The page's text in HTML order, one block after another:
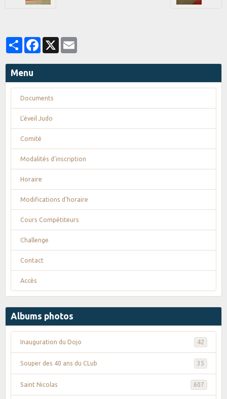
PartagerFacebook
X
Menu
Documents
L'éveil Judo
Comité
Modalités d'inscription
Horaire
Modifications d'horaire
Cours Compétiteurs
Challenge
Contact
Accès
Albums photos
Inauguration du Dojo 42
Souper des 40 ans du CLub 35
Saint Nicolas 607